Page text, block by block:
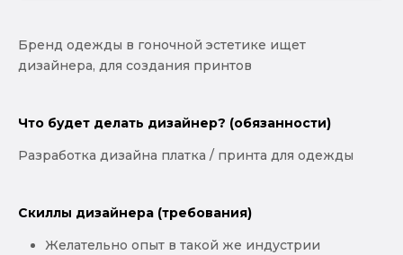
Бренд одежды в гоночной эстетике ищет
дизайнера, для создания принтов
Что будет делать дизайнер? (обязанности)
Разработка дизайна платка / принта для одежды
Скиллы дизайнера (требования)
Желательно опыт в такой же индустрии